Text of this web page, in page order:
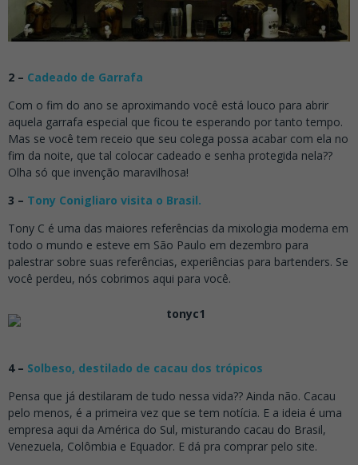
2 – Cadeado de Garrafa
Com o fim do ano se aproximando você está louco para abrir
aquela garrafa especial que ficou te esperando por tanto tempo.
Mas se você tem receio que seu colega possa acabar com ela no
fim da noite, que tal colocar cadeado e senha protegida nela??
Olha só que invenção maravilhosa!
3 – Tony Conigliaro visita o Brasil.
Tony C é uma das maiores referências da mixologia moderna em
todo o mundo e esteve em São Paulo em dezembro para
palestrar sobre suas referências, experiências para bartenders. Se
você perdeu, nós cobrimos aqui para você.
4 – Solbeso, destilado de cacau dos trópicos
Pensa que já destilaram de tudo nessa vida?? Ainda não. Cacau
pelo menos, é a primeira vez que se tem notícia. E a ideia é uma
empresa aqui da América do Sul, misturando cacau do Brasil,
Venezuela, Colômbia e Equador. E dá pra comprar pelo site.